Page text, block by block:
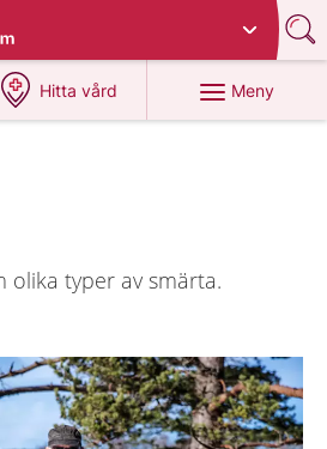
Hitta vård
på 1177.se
Meny
olika typer av smärta.